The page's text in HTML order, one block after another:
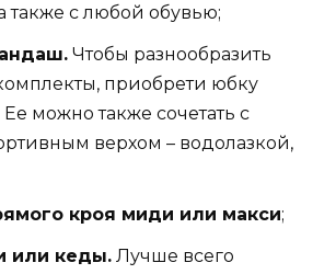
также с любой обувью;
Чтобы разнообразить
приобрети юбку
можно также сочетать с
верхом – водолазкой,
кроя миди или макси;
или кеды. Лучше всего